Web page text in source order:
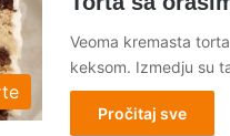
Veoma kremasta
keksom. Izmedju su
Pročitaj sve